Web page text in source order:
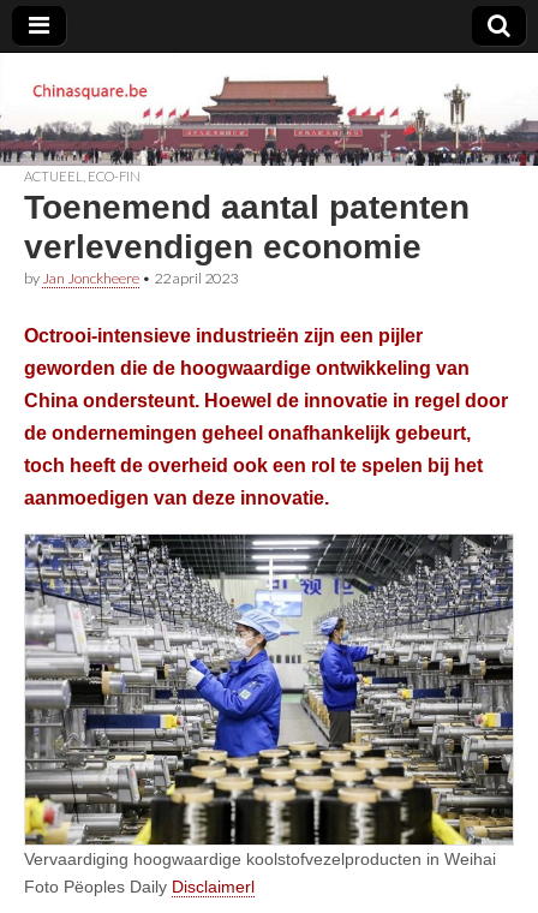
Chinasquare.be
ACTUEEL ECO-FIN
Toenemend aantal patenten
verlevendigen economie
by Jan Jonckheere • 22 april 2023
Octrooi-intensieve industrieën zijn een pijler
geworden die de hoogwaardige ontwikkeling van
China ondersteunt. Hoewel de innovatie in regel door
de ondernemingen geheel onafhankelijk gebeurt,
toch heeft de overheid ook een rol te spelen bij het
aanmoedigen van deze innovatie.
Vervaardiging hoogwaardige koolstofvezelproducten in Weihai
Foto Pëoples Daily Disclaimerl